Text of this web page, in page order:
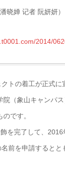
晓婵 记者 阮妍妍）
2014/
トの着工が正式に
（象山キャンパ
です。
を完了して、2016
前を申請すると